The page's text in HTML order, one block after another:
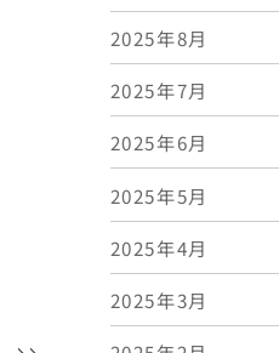
2025年8月
2025年7月
2025年6月
2025年5月
2025年4月
2025年3月